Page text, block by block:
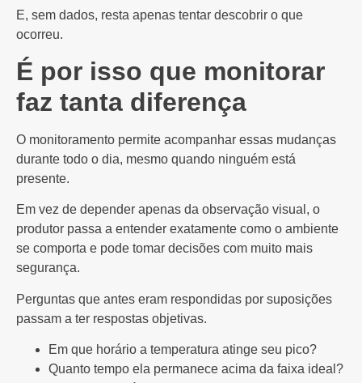
E, sem dados, resta apenas tentar descobrir o que
ocorreu.
É por isso que monitorar
faz tanta diferença
O monitoramento permite acompanhar essas mudanças
durante todo o dia, mesmo quando ninguém está
presente.
Em vez de depender apenas da observação visual, o
produtor passa a entender exatamente como o ambiente
se comporta e pode tomar decisões com muito mais
segurança.
Perguntas que antes eram respondidas por suposições
passam a ter respostas objetivas.
Em que horário a temperatura atinge seu pico?
Quanto tempo ela permanece acima da faixa ideal?